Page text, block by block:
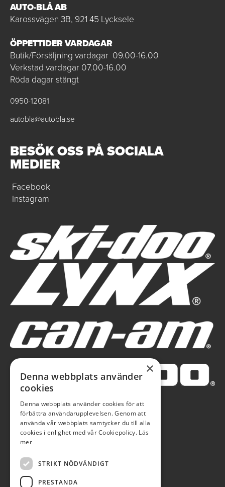
AUTO-BLÅ AB
Karossvägen 3B, 921 45 Lycksele
ÖPPETTIDER VARDAGAR
Butik/Försäljning vardagar 09.00-16.00
Verkstad vardagar 07.00-16.00
Röda dagar stängt
0950-12081
autobla@autobla.se
BESÖK OSS PÅ SOCIALA
MEDIER
Facebook
Instagram
×
Denna webbplats använder
cookies
Denna webbplats använder cookies för att
förbättra användarupplevelsen. Genom att
använda vår webbplats samtycker du till alla
cookies i enlighet med vår Cookiepolicy. Läs
mer
STRIKT NÖDVÄNDIGT
PRESTANDA